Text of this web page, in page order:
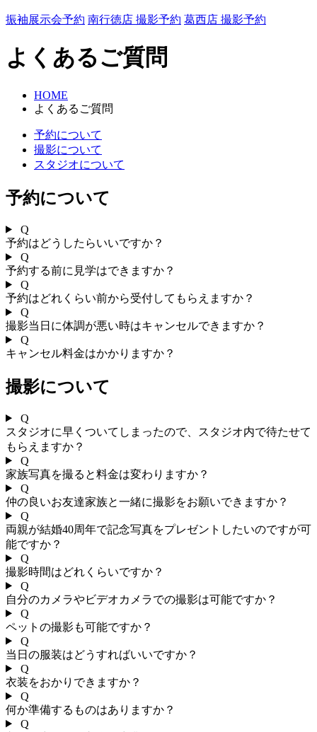
振袖展示会予約 南行徳店 撮影予約 葛西店 撮影予約
よくあるご質問
HOME
よくあるご質問
予約について
撮影について
スタジオについて
予約について
Q
予約はどうしたらいいですか？
Q
予約する前に見学はできますか？
Q
予約はどれくらい前から受付してもらえますか？
Q
撮影当日に体調が悪い時はキャンセルできますか？
Q
キャンセル料金はかかりますか？
撮影について
Q
スタジオに早くついてしまったので、スタジオ内で待たせて
もらえますか？
Q
家族写真を撮ると料金は変わりますか？
Q
仲の良いお友達家族と一緒に撮影をお願いできますか？
Q
両親が結婚40周年で記念写真をプレゼントしたいのですが可
能ですか？
Q
撮影時間はどれくらいですか？
Q
自分のカメラやビデオカメラでの撮影は可能ですか？
Q
ペットの撮影も可能ですか？
Q
当日の服装はどうすればいいですか？
Q
衣装をおかりできますか？
Q
何か準備するものはありますか？
Q